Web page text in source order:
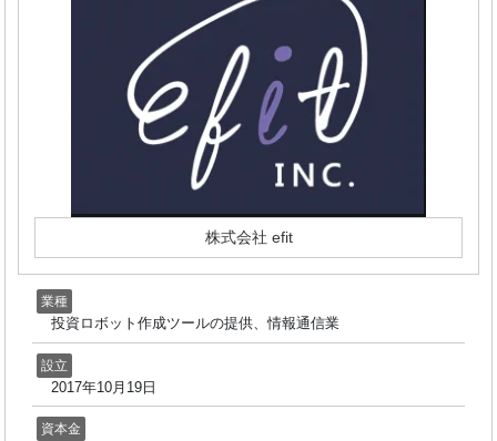
株式会社 efit
業種
投資ロボット作成ツールの提供、情報通信業
設立
2017年10月19日
資本金